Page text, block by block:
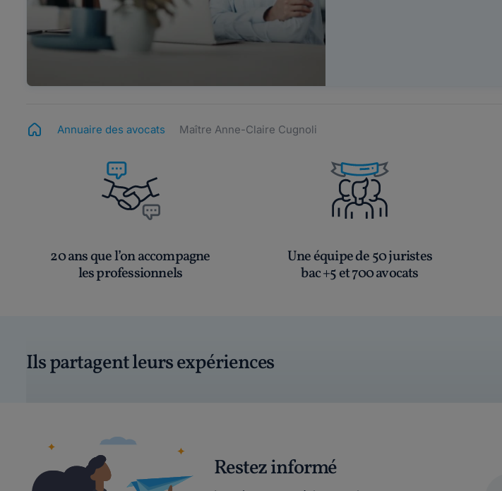
Annuaire des avocats Maître Anne-Claire Cugnoli
20 ans que l’on accompagne
les professionnels
Une équipe de 50 juristes
bac +5 et 700 avocats
Ils partagent leurs expériences
Restez informé